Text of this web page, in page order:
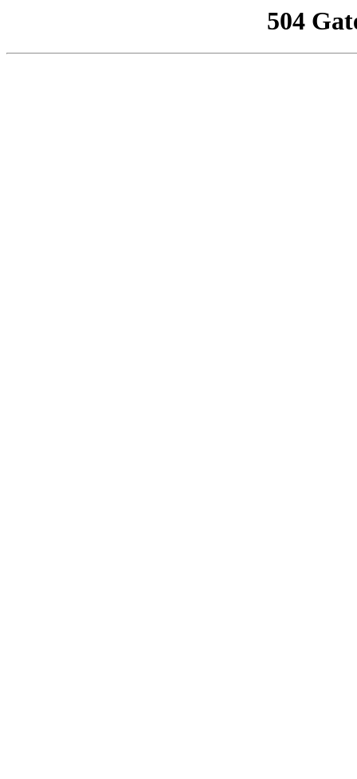
504